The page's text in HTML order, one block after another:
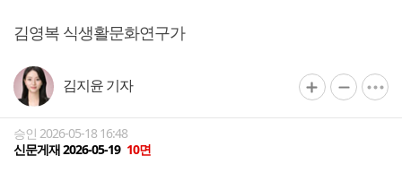
김영복 식생활문화연구가
김지윤 기자
승인 2026-05-18 16:48
신문게재 2026-05-19 10면